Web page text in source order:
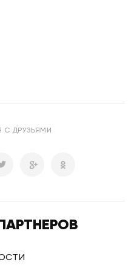
С ДРУЗЬЯМИ